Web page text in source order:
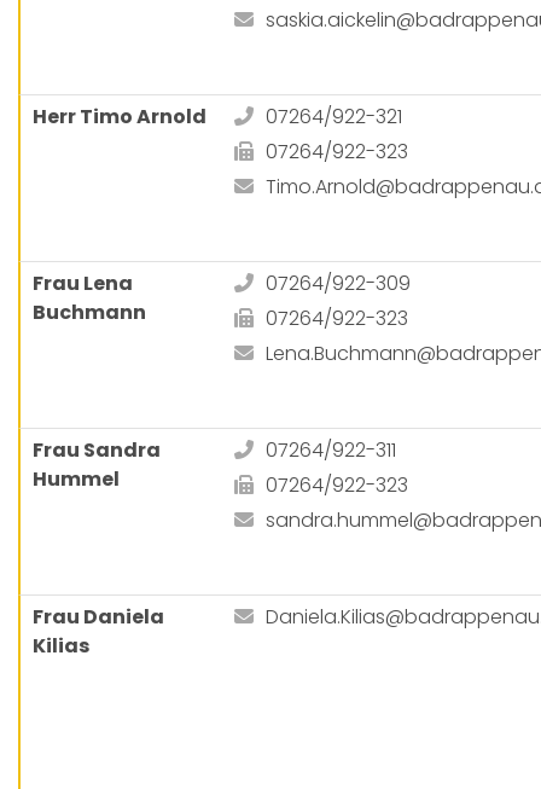
Herr Timo Arnold
07264/922-321
07264/922-323
Frau Lena
Buchmann
07264/922-309
07264/922-323
Frau Sandra
Hummel
07264/922-311
07264/922-323
Frau Daniela
Kilias